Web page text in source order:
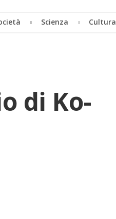
Scienza Cultura
di Ko­